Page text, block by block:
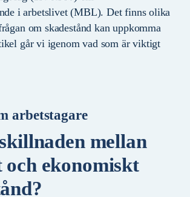
i arbetslivet (MBL). Det finns olika
om skadestånd kan uppkomma
går vi igenom vad som är viktigt
arbetstagare
mellan
och ekonomiskt